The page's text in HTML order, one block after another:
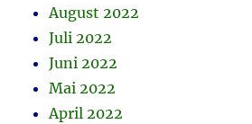
August 2022
Juli 2022
Juni 2022
Mai 2022
April 2022